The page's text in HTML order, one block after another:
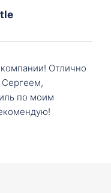
Отлично
Сергеем,
по моим